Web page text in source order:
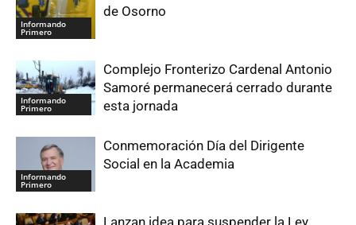
Informando
Primero
de Osorno
Informando
Primero
Complejo Fronterizo Cardenal Antonio
Samoré permanecerá cerrado durante
esta jornada
Informando
Primero
Conmemoración Día del Dirigente
Social en la Academia